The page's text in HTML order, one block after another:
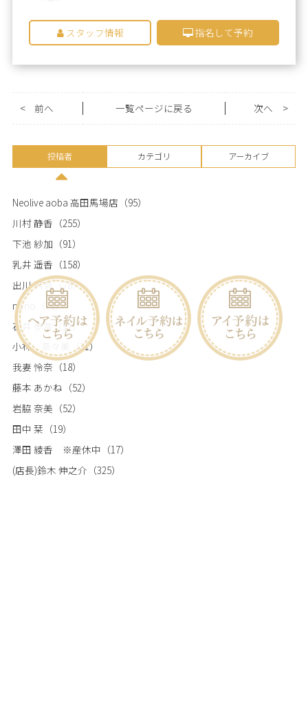
スタッフ情報 指名して予約
< 前へ 一覧ページに戻る >
次へ
投稿者 カテゴリ アーカイブ
Neolive aoba 高田馬場店 （95）
川村 静香 （255）
下池 紗加 （91）
乳井 遥香 （158）
出川 莉奈（78）
nono
（79）
石井 歩奈 （11）
小林 奈々美
（31）
我妻 怜奈 （18）
藤本 あかね （52）
岩脇 奈美 （52）
田中 栞 （19）
澤田 綾香 ※産休中 （17）
(店長)鈴木 伸之介 （325）